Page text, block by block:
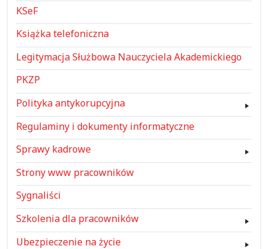
KSeF
Książka telefoniczna
Legitymacja Służbowa Nauczyciela Akademickiego
PKZP
Polityka antykorupcyjna
Regulaminy i dokumenty informatyczne
Sprawy kadrowe
Strony www pracowników
Sygnaliści
Szkolenia dla pracowników
Ubezpieczenie na życie